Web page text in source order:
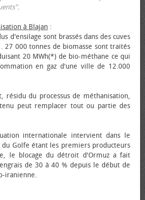
.
à Blajan :
d'ensilage sont brassés dans des cuves
. 27 000 tonnes de biomasse sont traités
20 MWh(*) de bio-méthane ce qui
en gaz d'une ville de 12.000
résidu du processus de méthanisation,
peut remplacer tout ou partie des
internationale intervient dans le
du Golfe étant les premiers producteurs
le blocage du détroit d'Ormuz a fait
de 30 à 40 % depuis le début de
iranienne.